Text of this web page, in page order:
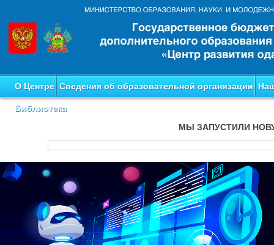
О Центре Сведения об образовательной организации
Библиотека
МЫ ЗАПУСТИЛИ